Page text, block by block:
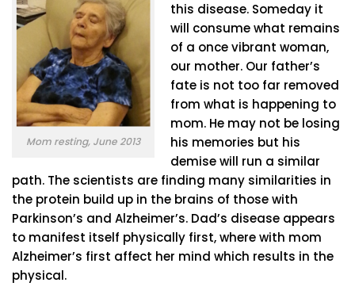
Mom resting, June 2013
this disease. Someday it
will consume what remains
of a once vibrant woman,
our mother. Our father’s
fate is not too far removed
from what is happening to
mom. He may not be losing
his memories but his
demise will run a similar
path. The scientists are finding many similarities in
the protein build up in the brains of those with
Parkinson’s and Alzheimer’s. Dad’s disease appears
to manifest itself physically first, where with mom
Alzheimer’s first affect her mind which results in the
physical.